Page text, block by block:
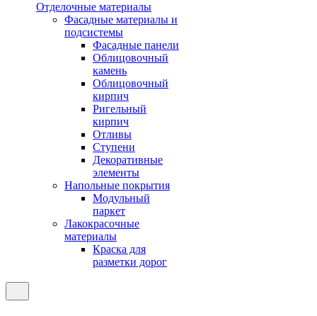
Отделочные материалы
Фасадные материалы и
подсистемы
Фасадные панели
Облицовочный
камень
Облицовочный
кирпич
Ригельный
кирпич
Отливы
Ступени
Декоративные
элементы
Напольные покрытия
Модульный
паркет
Лакокрасочные
материалы
Краска для
разметки дорог